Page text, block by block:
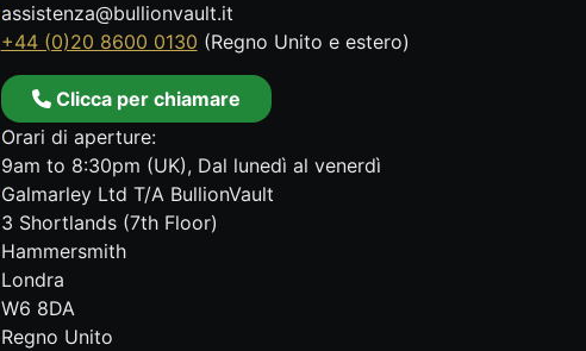
assistenza@bullionvault.it
+44 (0)20 8600 0130 (Regno Unito e estero)
Clicca per chiamare
Orari di aperture:
9am to 8:30pm (UK), Dal lunedì al venerdì
Galmarley Ltd T/A BullionVault
3 Shortlands (7th Floor)
Hammersmith
Londra
W6 8DA
Regno Unito